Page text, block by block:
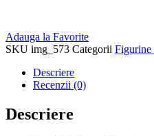
Adauga la Favorite
SKU img_573 Categorii Figurine
Descriere
Recenzii (0)
Descriere